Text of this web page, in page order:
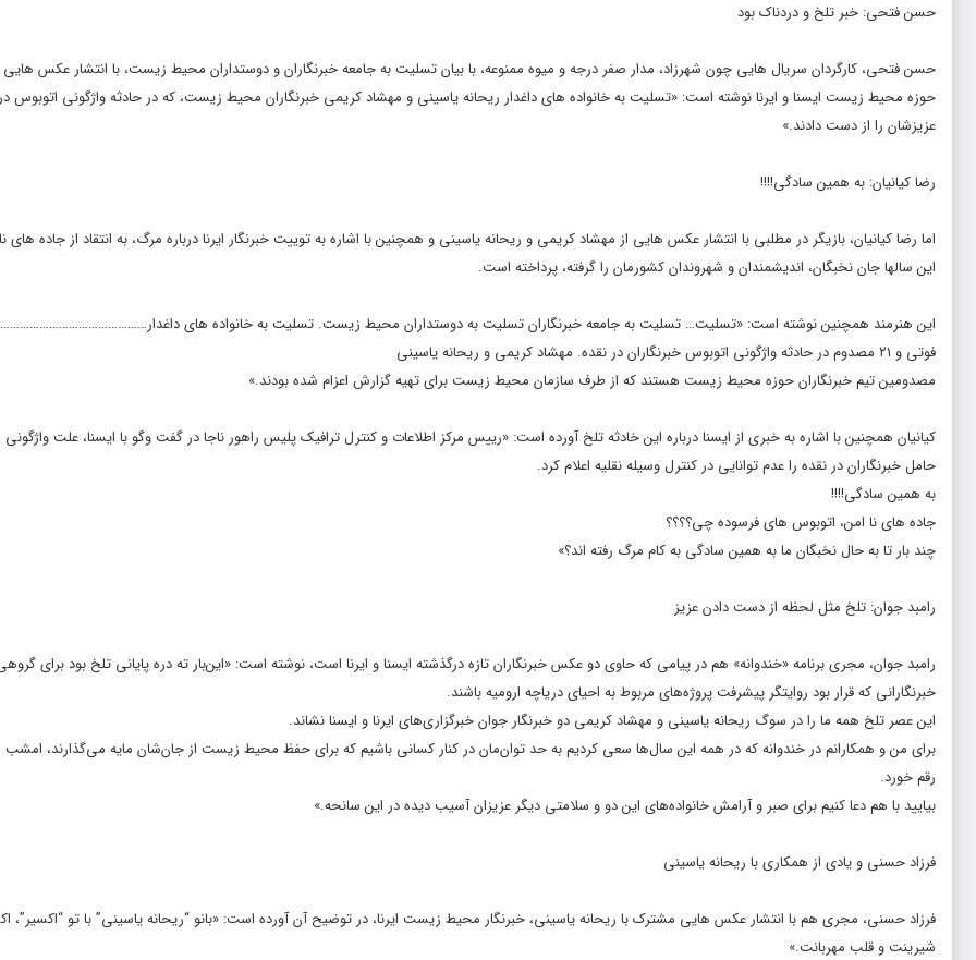
حسن فتحی: خبر تلخ و دردناک بود
حسن فتحی، کارگردان سریال هایی چون شهرزاد، مدار صفر درجه و میوه ممنوعه، با بیان تسلیت به جامعه خبرنگاران و دوستداران محیط زیست، با انتشار عکس هایی
حوزه محیط زیست ایسنا و ایرنا نوشته است: «تسلیت به خانواده های داغدار ریحانه یاسینی و مهشاد کریمی خبرنگاران محیط زیست، که در حادثه واژگونی اتوبوس
عزیزشان را از دست دادند.»
رضا کیانیان: به همین سادگی!!!!
اما رضا کیانیان، بازیگر در مطلبی با انتشار عکس هایی از مهشاد کریمی و ریحانه یاسینی و همچنین با اشاره به توییت خبرنگار ایرنا درباره مرگ، به انتقاد از جاده های
این سالها جان نخبگان، اندیشمندان و شهروندان کشورمان را گرفته، پرداخته است.
فوتی و ۲۱ مصدوم در حادثه واژگونی اتوبوس خبرنگاران در نقده. مهشاد کریمی و ریحانه یاسینی
مصدومین تیم خبرنگاران حوزه محیط زیست هستند که از طرف سازمان محیط زیست برای تهیه گزارش اعزام شده بودند.»
کیانیان همچنین با اشاره به خبری از ایسنا درباره این خادثه تلخ آورده است: «رییس مرکز اطلاعات و کنترل ترافیک پلیس راهور ناجا در گفت وگو با ایسنا، علت
حامل خبرنگاران در نقده را عدم توانایی در کنترل وسیله نقلیه اعلام کرد.
به همین سادگی!!!!
جاده های نا امن، اتوبوس های فرسوده چی؟؟؟؟
چند بار تا به حال نخبگان ما به همین سادگی به کام مرگ رفته اند؟»
رامبد جوان: تلخ مثل لحظه از دست دادن عزیز
رامبد جوان، مجری برنامه «خندوانه» هم در پیامی که حاوی دو عکس خبرنگاران تازه درگذشته ایسنا و ایرنا است، نوشته است: «این‌بار ته دره پایانی تلخ بود برای
خبرنگارانی که قرار بود روایتگر پیشرفت پروژه‌های مربوط به احیای دریاچه ارومیه باشند.
این عصر تلخ همه ما را در سوگ ریحانه یاسینی و مهشاد کریمی دو خبرنگار جوان خبرگزاری‌های ایرنا و ایسنا نشاند.
برای من و همکارانم در خندوانه که در همه این سال‌ها سعی کردیم به حد توان‌مان در کنار کسانی باشیم که برای حفظ محیط زیست از جان‌شان مایه می‌گذارند،
رقم خورد.
بیایید با هم دعا کنیم برای صبر و آرامش خانواده‌های این دو و سلامتی دیگر عزیزان آسیب دیده در این سانحه.»
فرزاد حسنی و یادی از همکاری با ریحانه یاسینی
فرزاد حسنی، مجری هم با انتشار عکس هایی مشترک با ریحانه یاسینی، خبرنگار محیط زیست ایرنا، در توضیح آن آورده است: «بانو “ریحانه یاسینی” با تو “اکسیر”،
شیرینت و قلب مهربانت.»